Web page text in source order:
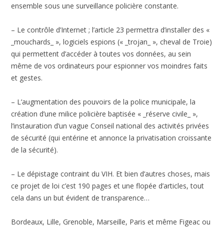
ensemble sous une surveillance policière constante.
– Le contrôle d’Internet ; l’article 23 permettra d’installer des «
_mouchards_ », logiciels espions (« _trojan_ », cheval de Troie)
qui permettent d’accéder à toutes vos données, au sein
même de vos ordinateurs pour espionner vos moindres faits
et gestes.
– L’augmentation des pouvoirs de la police municipale, la
création d’une milice policière baptisée « _réserve civile_ »,
l’instauration d’un vague Conseil national des activités privées
de sécurité (qui entérine et annonce la privatisation croissante
de la sécurité).
– Le dépistage contraint du VIH. Et bien d’autres choses, mais
ce projet de loi c’est 190 pages et une flopée d’articles, tout
cela dans un but évident de transparence…
Bordeaux, Lille, Grenoble, Marseille, Paris et même Figeac ou